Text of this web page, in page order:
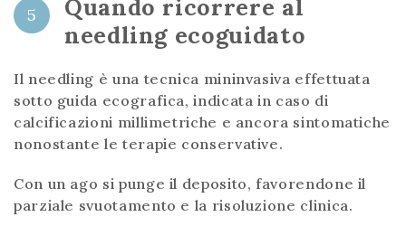
5
Quando ricorrere al
needling ecoguidato
Il needling è una tecnica mininvasiva effettuata
sotto guida ecografica, indicata in caso di
calcificazioni millimetriche e ancora sintomatiche
nonostante le terapie conservative.
Con un ago si punge il deposito, favorendone il
parziale svuotamento e la risoluzione clinica.